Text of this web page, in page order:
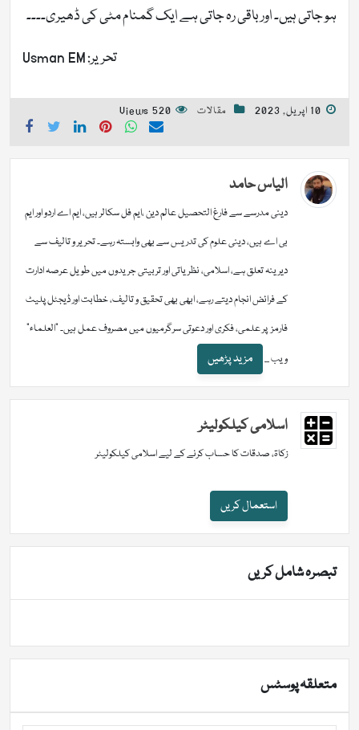
ہو جاتی ہیں۔ اور باقی رہ جاتی ہے ایک گمنام مٹی کی ڈھیری۔۔۔۔
تحریر: Usman EM
10 اپریل, 2023 مقالات 520 Views
الیاس حامد
دینی مدرسے سے فارغ التحصیل عالم دین ،ایم فل سکالر ہیں، ایم اے اردو اور ایم
بی اے ہیں، دینی علوم کی تدریس سے بھی وابستہ رہے۔ تحریر و تالیف سے
دیرینہ تعلق ہے، اسلامی، نظریاتی اور تربیتی جریدوں میں طویل عرصہ ادارت
کے فرائض انجام دیتے رہے، ابھی بھی تحقیق و تالیف، خطابت اور ڈیجٹل پلیٹ
فارمز پر علمی، فکری اور دعوتی سرگرمیوں میں مصروف عمل ہیں۔ "العلماء"
ویب ...
مزید پڑھیں
اسلامی کیلکولیٹر
زکاۃ، صدقات کا حساب کرنے کے لیے اسلامی کیلکولیٹر
استعمال کریں
تبصرہ شامل کریں
متعلقہ پوسٹس